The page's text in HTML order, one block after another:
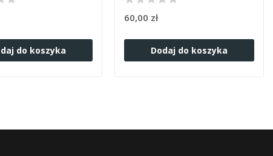
do koszyka
60,00 zł
Dodaj do koszyka